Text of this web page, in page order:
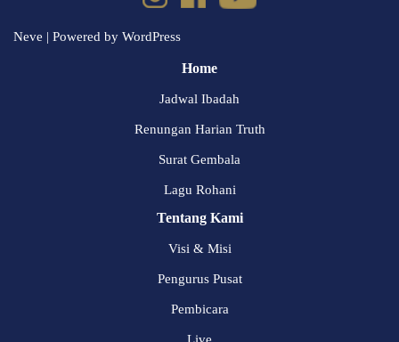
Neve | Powered by WordPress
Home
Jadwal Ibadah
Renungan Harian Truth
Surat Gembala
Lagu Rohani
Tentang Kami
Visi & Misi
Pengurus Pusat
Pembicara